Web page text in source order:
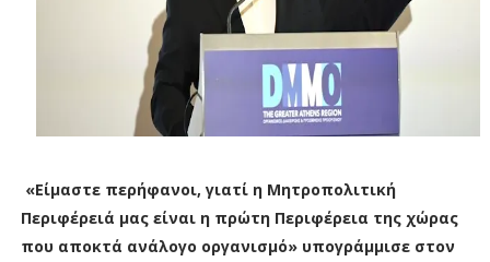
«Είμαστε περήφανοι, γιατί η Μητροπολιτική
Περιφέρειά μας είναι η πρώτη Περιφέρεια της χώρας
που αποκτά ανάλογο οργανισμό» υπογράμμισε στον